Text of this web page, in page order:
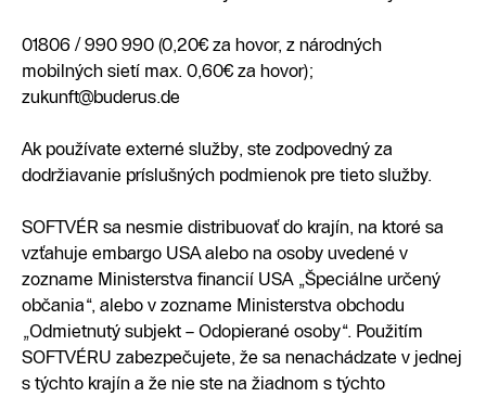
01806 / 990 990 (0,20€ za hovor, z národných
mobilných sietí max. 0,60€ za hovor);
zukunft@buderus.de
Ak používate externé služby, ste zodpovedný za
dodržiavanie príslušných podmienok pre tieto služby.
SOFTVÉR sa nesmie distribuovať do krajín, na ktoré sa
vzťahuje embargo USA alebo na osoby uvedené v
zozname Ministerstva financií USA „Špeciálne určený
občania“, alebo v zozname Ministerstva obchodu
„Odmietnutý subjekt – Odopierané osoby“. Použitím
SOFTVÉRU zabezpečujete, že sa nenachádzate v jednej
s týchto krajín a že nie ste na žiadnom s týchto